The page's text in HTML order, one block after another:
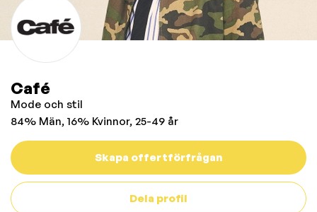
Café
Mode och stil
84% Män, 16% Kvinnor, 25-49 år
Skapa offertförfrågan
Dela profil